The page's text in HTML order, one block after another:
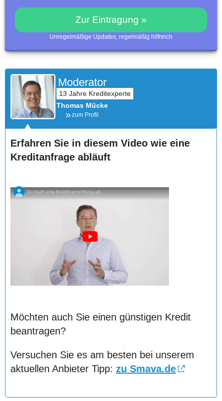
Zur Eintragung »
Unregelmäßige Updates, regelmäßig hilfreich
Moderator
Thomas Mücke
zum Profil
Erfahren Sie in diesem Video wie eine
Kreditanfrage abläuft
Möchten auch Sie einen günstigen Kredit
beantragen?
Versuchen Sie es am besten bei unserem
aktuellen Anbieter Tipp: zu Smava.de